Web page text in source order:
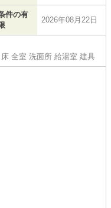
件の有
2026年08月22日
全室 洗面所 給湯室 建具